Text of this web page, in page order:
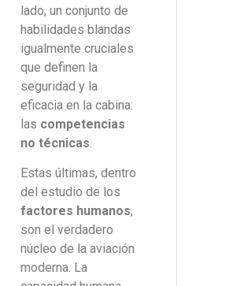
lado, un conjunto de
habilidades blandas
igualmente cruciales
que definen la
seguridad y la
eficacia en la cabina:
las competencias
no técnicas
Estas últimas, dentro
del estudio de los
factores humanos,
son el verdadero
núcleo de la aviación
moderna. La